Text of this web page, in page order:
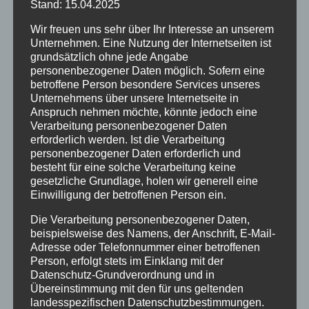
unmittelbarer Nähe
Wir bieten Ihnen:
• Tarifgerechte Vergütung nach TVöD
• Eine interessante, vielseitige und kreative
Aufgabe in Verbindung mit einem sicheren
Arbeitsplatz
Ihre Bewerbung richten Sie bitte bis 12. März
2021mit den üblichen Unterlagen an die
Gemeindeverwaltung, Herrn Hubert Zeller,
Grüntenstr. 2, 87545 Burgberg i. Allgäu, E-Mail
bewerbung@burgberg.de, Telefon 08321/67 22
16.
Stand: 15.04.2025
Wir freuen uns sehr über Ihr Interesse an unserem
Unternehmen. Eine Nutzung der Internetseiten ist
grundsätzlich ohne jede Angabe
personenbezogener Daten möglich. Sofern eine
betroffene Person besondere Services unseres
Unternehmens über unsere Internetseite in
Anspruch nehmen möchte, könnte jedoch eine
Verarbeitung personenbezogener Daten
erforderlich werden. Ist die Verarbeitung
personenbezogener Daten erforderlich und
besteht für eine solche Verarbeitung keine
gesetzliche Grundlage, holen wir generell eine
Einwilligung der betroffenen Person ein.
Die Verarbeitung personenbezogener Daten,
beispielsweise des Namens, der Anschrift, E-Mail-
Adresse oder Telefonnummer einer betroffenen
Person, erfolgt stets im Einklang mit der
Datenschutz-Grundverordnung und in
Übereinstimmung mit den für uns geltenden
landesspezifischen Datenschutzbestimmungen.